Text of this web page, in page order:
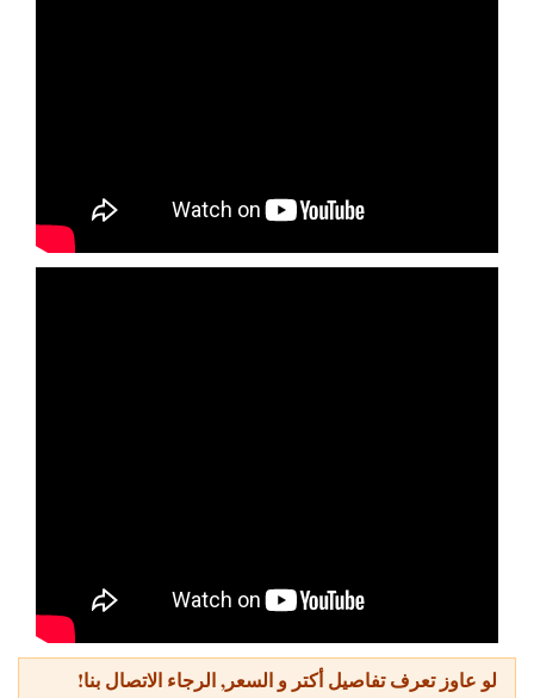
لو عاوز تعرف تفاصيل أكتر و السعر, الرجاء الاتصال بنا!